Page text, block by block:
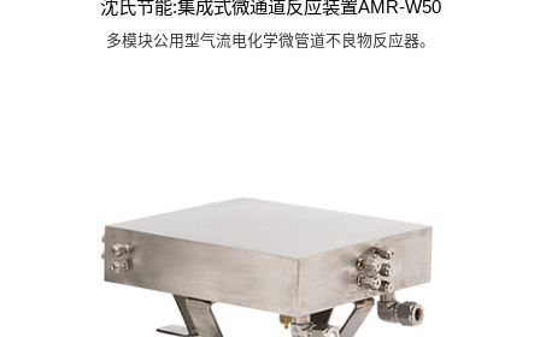
沈氏节能:集成式微通道反应装置AMR-W50
多模块公用型气流电化学微管道不良物反应器。